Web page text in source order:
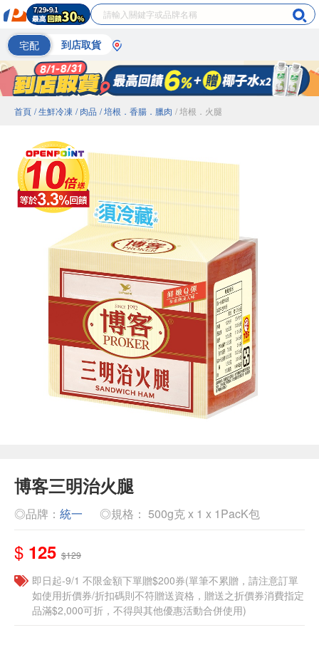
宅配 到店取貨
首頁 / 生鮮冷凍 / 肉品 / 培根．香腸．臘肉 / 培根．火腿
博客三明治火腿
◎品牌： 統一 ◎規格： 500g克 x 1 x 1PacK包
$ 125 $129
即日起-9/1 不限金額下單贈$200券(單筆不累贈，請注意訂單
如使用折價券/折扣碼則不符贈送資格，贈送之折價券消費指定
品滿$2,000可折，不得與其他優惠活動合併使用)